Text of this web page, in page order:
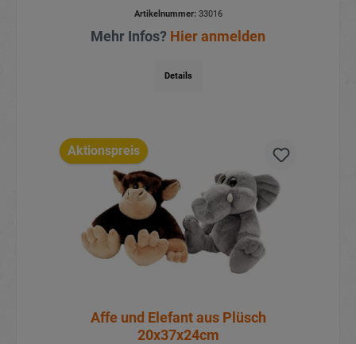
Artikelnummer:33016
Mehr Infos? Hier anmelden
Details
Aktionspreis
Affe und Elefant aus Plüsch
20x37x24cm